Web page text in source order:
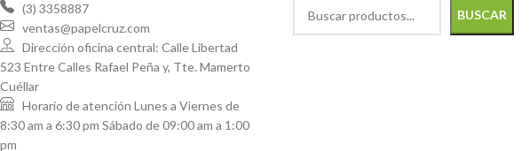
(3) 3358887
ventas@papelcruz.com
Dirección oficina central: Calle Libertad
523 Entre Calles Rafael Peña y, Tte. Mamerto
Cuéllar
Horario de atención Lunes a Viernes de
8:30 am a 6:30 pm Sábado de 09:00 am a 1:00
pm
BUSCAR